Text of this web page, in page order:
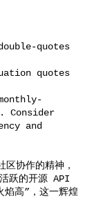
quotes
Consider
and
跃的开源 API
焰高”，这一辉煌